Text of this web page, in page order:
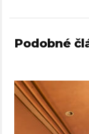
Podobné